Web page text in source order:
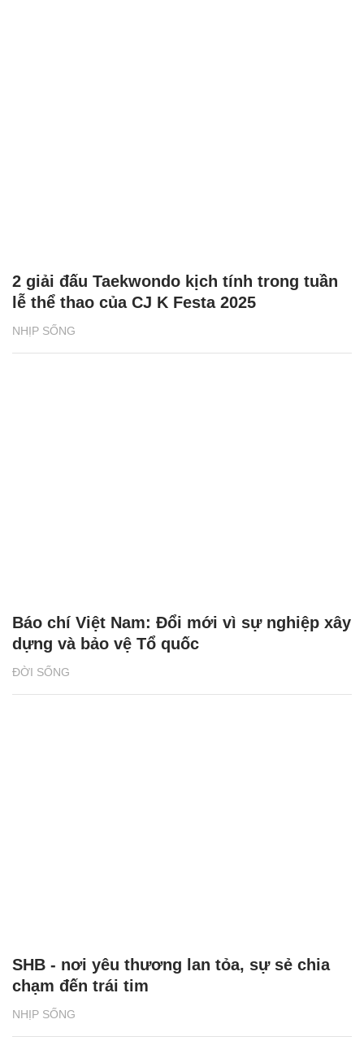
NHỊP SỐNG
2 giải đấu Taekwondo kịch tính trong tuần
lễ thể thao của CJ K Festa 2025
ĐỜI SỐNG
Báo chí Việt Nam: Đổi mới vì sự nghiệp xây
dựng và bảo vệ Tổ quốc
NHỊP SỐNG
SHB - nơi yêu thương lan tỏa, sự sẻ chia
chạm đến trái tim